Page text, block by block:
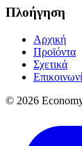
Πλοήγηση
Αρχική
Προϊόντα
Σχετικά
© 2026